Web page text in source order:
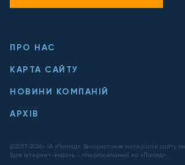
ПРО НАС
КАРТА САЙТУ
НОВИНИ КОМПАНІЙ
АРХІВ
@2017-2026- ІА «Погляд». Використання матеріалів сайту
(для інтернет-видань - гіперпосилання) на «Погляд».